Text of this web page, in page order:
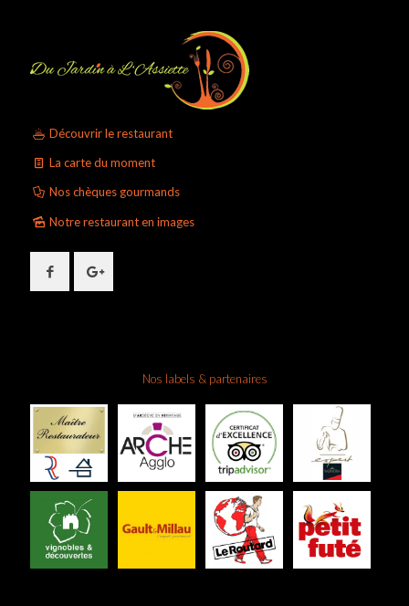
Découvrir le restaurant
La carte du moment
Nos chèques gourmands
Notre restaurant en images
Nos labels & partenaires